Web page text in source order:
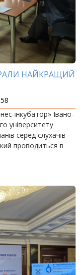
НАЙКРАЩИЙ
інкубатор» Івано-
університету
серед слухачів
проводиться в